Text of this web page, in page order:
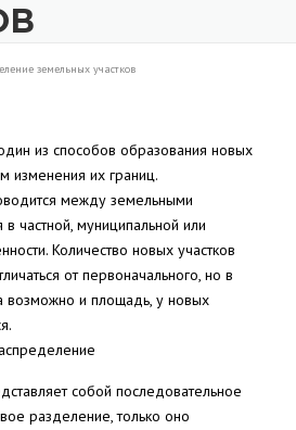
земельных участков
из способов образования новых
изменения их границ.
между земельными
частной, муниципальной или
Количество новых участков
от первоначального, но в
возможно и площадь, у новых
собой последовательное
разделение, только оно